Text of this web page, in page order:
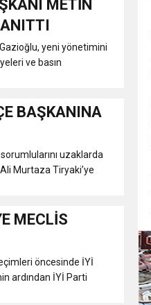
METİN
yeni yönetimini
ve basın
BAŞKANINA
uzaklarda
Murtaza Tiryaki’ye
MECLİS
öncesinde İYİ
ardından İYİ Parti